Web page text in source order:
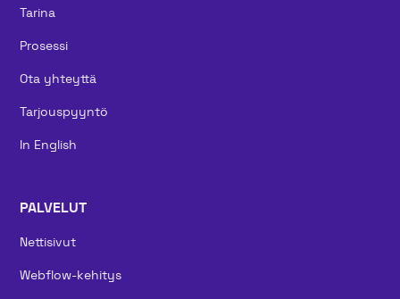
Tarina
Prosessi
Ota yhteyttä
Tarjouspyyntö
In English
PALVELUT
Nettisivut
Webflow-kehitys